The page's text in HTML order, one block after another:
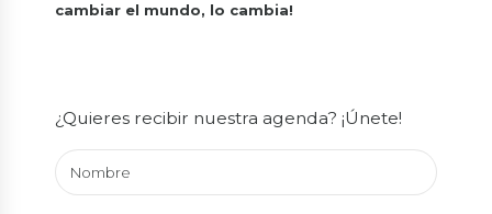
cambiar el mundo, lo cambia!
¿Quieres recibir nuestra agenda? ¡Únete!